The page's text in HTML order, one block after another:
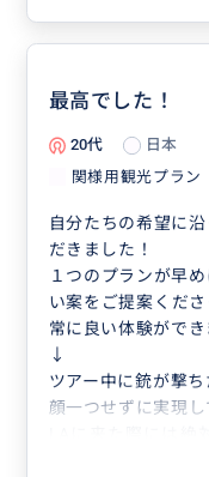
最高でした！
20代
日本
関様用観光プラン
自分たちの希望に
だきました！
１つのプランが早
い案をご提案くだ
常に良い体験ができ
↓
ツアー中に銃が撃
顔一つせずに実現し